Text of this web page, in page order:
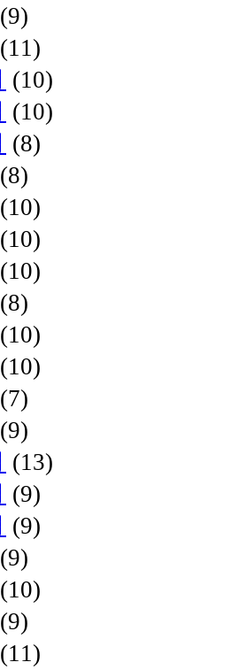
(9)
(11)
(10)
(10)
(8)
(8)
(10)
(10)
(10)
(8)
(10)
(10)
(7)
(9)
(13)
(9)
(9)
(9)
(10)
(9)
(11)